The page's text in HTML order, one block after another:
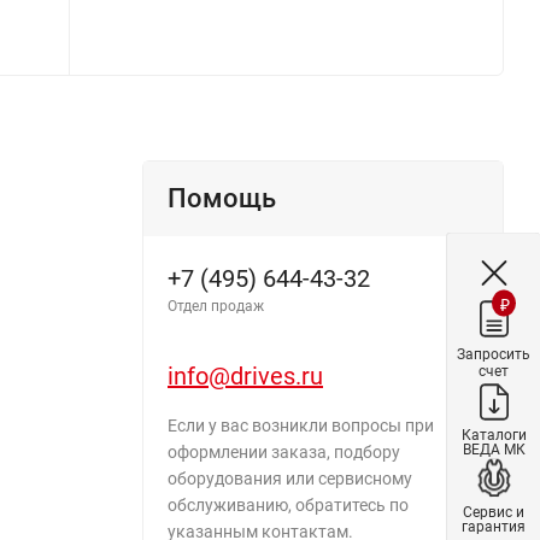
Помощь
+7 (495) 644-43-32
Отдел продаж
info@drives.ru
Если у вас возникли вопросы при
оформлении заказа, подбору
оборудования или сервисному
обслуживанию, обратитесь по
указанным контактам.
₽
Запросить
счет
Каталоги
ВЕДА МК
Сервис и
гарантия